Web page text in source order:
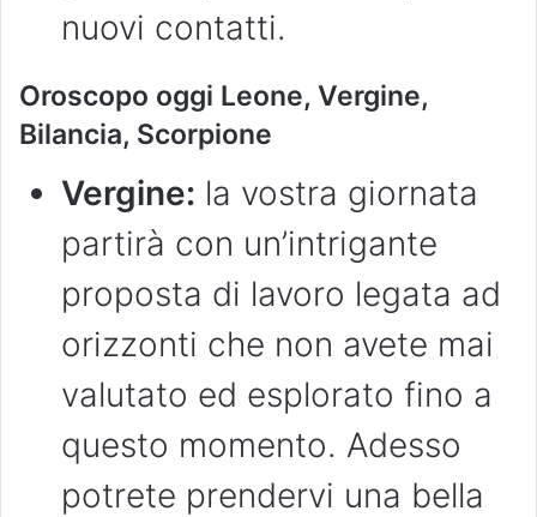
nuovi contatti.
Oroscopo oggi Leone, Vergine,
Bilancia, Scorpione
Vergine: la vostra giornata
partirà con un’intrigante
proposta di lavoro legata ad
orizzonti che non avete mai
valutato ed esplorato fino a
questo momento. Adesso
potrete prendervi una bella